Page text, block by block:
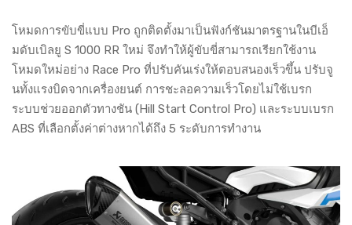
โหมดการขับขี่แบบ Pro ถูกติดตั้งมาเป็นฟังก์ชันมาตรฐานในบีเอ็
มดับเบิลยู S 1000 RR ใหม่ จึงทำให้ผู้ขับขี่สามารถเรียกใช้งาน
โหมดใหม่อย่าง Race Pro ที่ปรับคันเร่งให้ตอบสนองเร็วขึ้น ปรับจู
นทั้งแรงบิดจากเครื่องยนต์ การชะลอความเร็วโดยไม่ใช้เบรก
ระบบช่วยออกตัวทางชัน (Hill Start Control Pro) และระบบเบรก
ABS ที่เลือกตั้งค่าต่างหากได้ถึง 5 ระดับการทำงาน